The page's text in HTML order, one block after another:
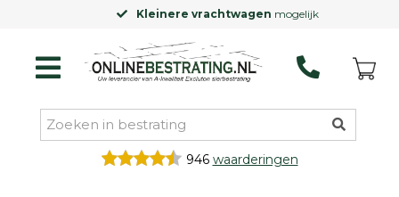
Kleinere vrachtwagenmogelijk
946 waarderingen